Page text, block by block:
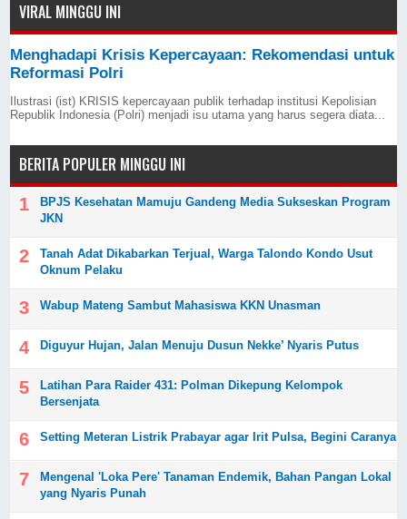
VIRAL MINGGU INI
Menghadapi Krisis Kepercayaan: Rekomendasi untuk
Reformasi Polri
Ilustrasi (ist) KRISIS kepercayaan publik terhadap institusi Kepolisian
Republik Indonesia (Polri) menjadi isu utama yang harus segera diata...
BERITA POPULER MINGGU INI
BPJS Kesehatan Mamuju Gandeng Media Sukseskan Program
JKN
Tanah Adat Dikabarkan Terjual, Warga Talondo Kondo Usut
Oknum Pelaku
Wabup Mateng Sambut Mahasiswa KKN Unasman
Diguyur Hujan, Jalan Menuju Dusun Nekke’ Nyaris Putus
Latihan Para Raider 431: Polman Dikepung Kelompok
Bersenjata
Setting Meteran Listrik Prabayar agar Irit Pulsa, Begini Caranya
Mengenal 'Loka Pere' Tanaman Endemik, Bahan Pangan Lokal
yang Nyaris Punah